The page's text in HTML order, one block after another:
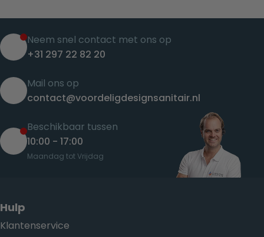
Neem snel contact met ons op
+31 297 22 82 20
Mail ons op
contact@voordeligdesignsanitair.nl
Beschikbaar tussen
10:00 - 17:00
Maandag tot Vrijdag
Hulp
Klantenservice